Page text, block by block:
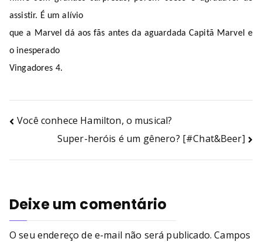
assistir. É um alívio
que a Marvel dá aos fãs antes da aguardada Capitã Marvel e
o inesperado
Vingadores 4.
Você conhece Hamilton, o musical?
Super-heróis é um gênero? [#Chat&Beer]
Deixe um comentário
O seu endereço de e-mail não será publicado. Campos